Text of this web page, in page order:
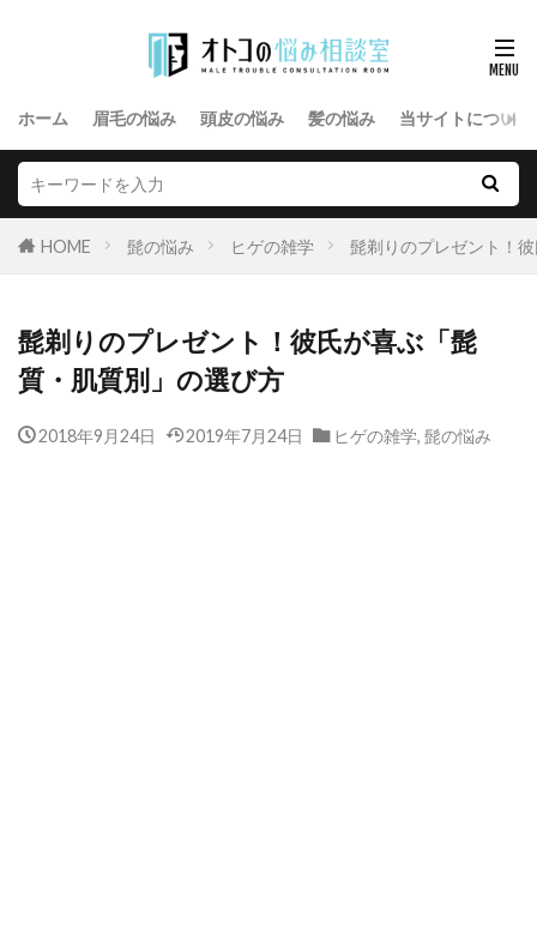
ホーム 眉毛の悩み 頭皮の悩み 髪の悩み 当サイトについて
HOME 髭の悩み ヒゲの雑学 髭剃りのプレゼント！
髭剃りのプレゼント！彼氏が喜ぶ「髭
質・肌質別」の選び方
2018年9月24日 2019年7月24日 ヒゲの雑学, 髭の悩み